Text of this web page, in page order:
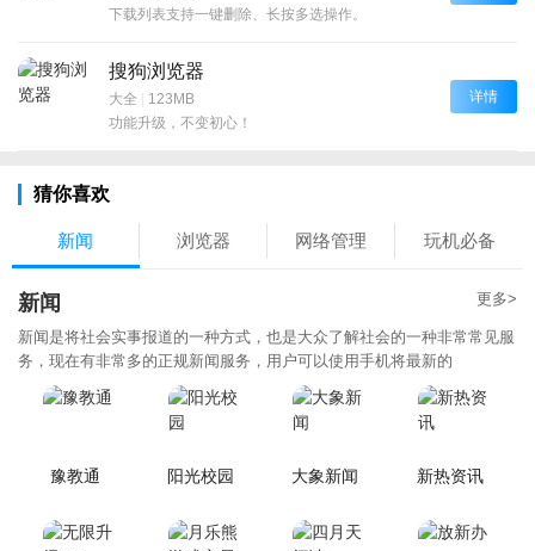
下载列表支持一键删除、长按多选操作。
搜狗浏览器
大全 | 123MB
功能升级，不变初心！
详情
猜你喜欢
新闻 浏览器 网络管理 玩机必备
新闻 更多>
新闻是将社会实事报道的一种方式，也是大众了解社会的一种非常常见服
务，现在有非常多的正规新闻服务，用户可以使用手机将最新的
豫教通 阳光校园 大象新闻 新热资讯